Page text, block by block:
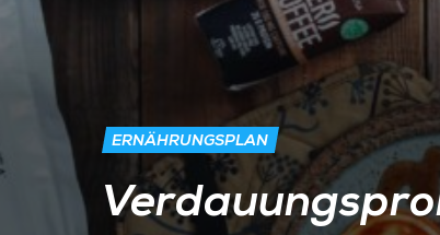
ERNÄHRUNGSPLAN